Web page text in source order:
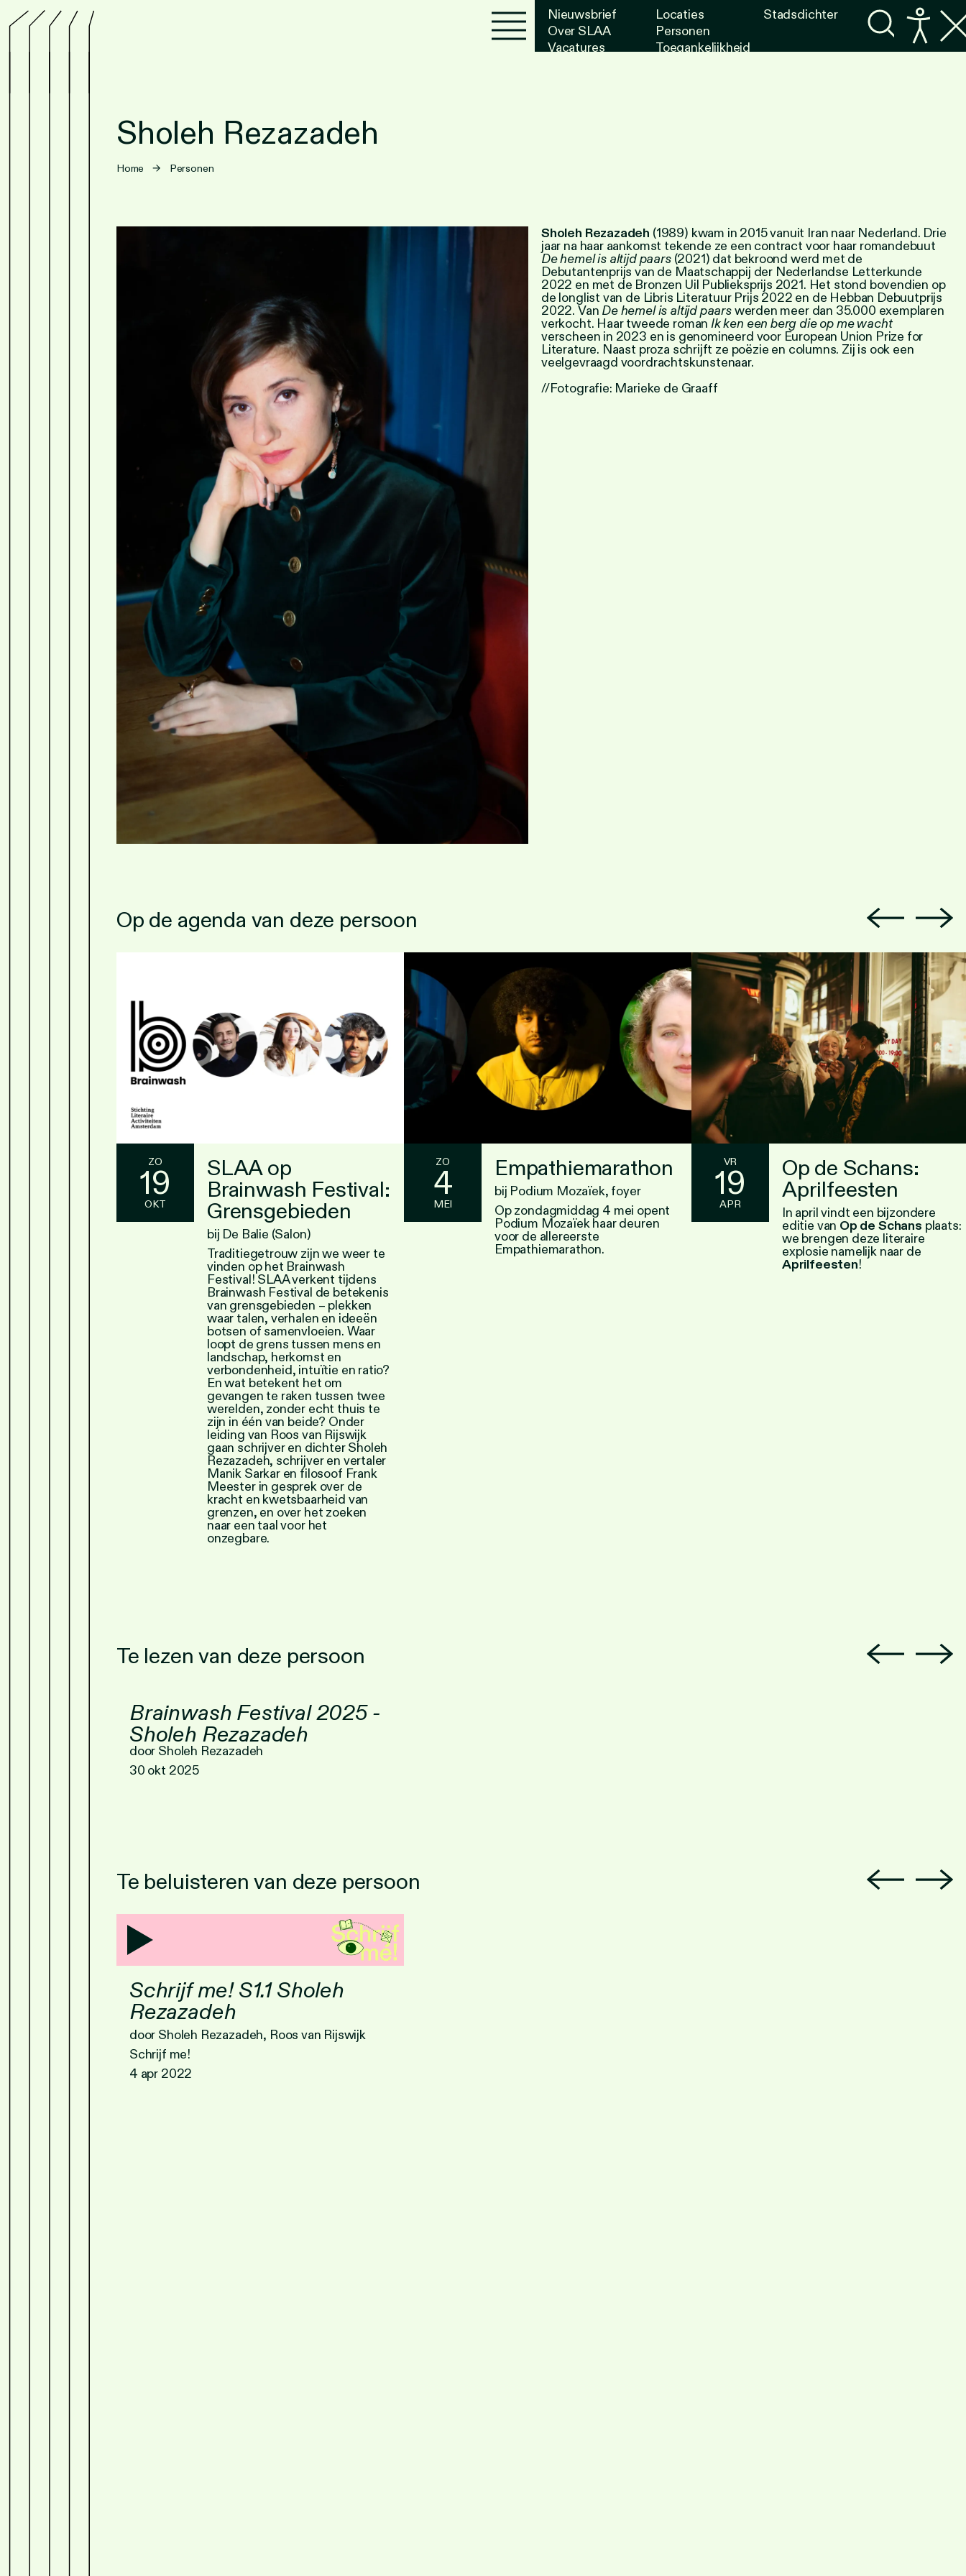
Sholeh Rezazadeh
Home → Personen
Sholeh Rezazadeh (1989) kwam in 2015 vanuit Iran naar Nederland. Drie
jaar na haar aankomst tekende ze een contract voor haar romandebuut
De hemel is altijd paars(2021) dat bekroond werd met de
Debutantenprijs van de Maatschappij der Nederlandse Letterkunde
2022 en met de Bronzen Uil Publieksprijs 2021. Het stond bovendien op
de longlist van de Libris Literatuur Prijs 2022 en de Hebban Debuutprijs
2022. Van De hemel is altijd paarswerden meer dan 35.000 exemplaren
verkocht. Haar tweede roman Ik ken een berg die op me wacht
verscheen in 2023 en is genomineerd voor European Union Prize for
Literature. Naast proza schrijft ze poëzie en columns. Zij is ook een
veelgevraagd voordrachtskunstenaar.
//Fotografie: Marieke de Graaff
Op de agenda van deze persoon
ZO
19
OKT
SLAA op
Brainwash Festival:
Grensgebieden
bij De Balie (Salon)
Traditiegetrouw zijn we weer te
vinden op het Brainwash
Festival! SLAA verkent tijdens
Brainwash Festival de betekenis
van grensgebieden – plekken
waar talen, verhalen en ideeën
botsen of samenvloeien. Waar
loopt de grens tussen mens en
landschap, herkomst en
verbondenheid, intuïtie en ratio?
En wat betekent het om
gevangen te raken tussen twee
werelden, zonder echt thuis te
zijn in één van beide? Onder
leiding van Roos van Rijswijk
gaan schrijver en dichter Sholeh
Rezazadeh, schrijver en vertaler
Manik Sarkar en filosoof Frank
Meester in gesprek over de
kracht en kwetsbaarheid van
grenzen, en over het zoeken
naar een taal voor het
onzegbare.
ZO
4
MEI
Empathiemarathon
bij Podium Mozaïek, foyer
Op zondagmiddag 4 mei opent
Podium Mozaïek haar deuren
voor de allereerste
Empathiemarathon.
VR
19
APR
Op de Schans:
Aprilfeesten
In april vindt een bijzondere
editie van Op de Schans plaats:
we brengen deze literaire
explosie namelijk naar de
Aprilfeesten!
Te lezen van deze persoon
Brainwash Festival 2025 -
Sholeh Rezazadeh
door Sholeh Rezazadeh
30 okt 2025
Te beluisteren van deze persoon
Schrijf me! S1.1 Sholeh
Rezazadeh
door Sholeh Rezazadeh, Roos van Rijswijk
Schrijf me!
4 apr 2022
Nieuwsbrief
Over SLAA
Vacatures
Locaties
Personen
Toegankelijkheid
Stadsdichter